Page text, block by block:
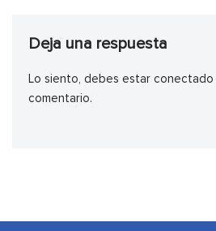
Deja una respuesta
Lo siento, debes estar conectado
comentario.